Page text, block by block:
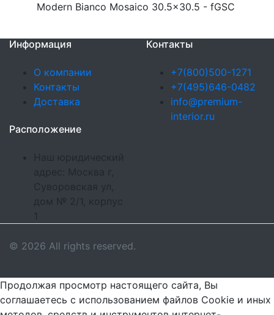
Modern Bianco Mosaico 30.5x30.5 - fGSC
Информация
О компании
Контакты
Доставка
Контакты
+7(800)500-1271
+7(495)646-0482
info@premium-
interior.ru
Расположение
Наш юридический
адрес: Москва г,
Суворовская ул,
дом № 2/1, корпус
© 2026 All rights reserved.
Продолжая просмотр настоящего сайта, Вы
соглашаетесь с использованием файлов Cookie и иных